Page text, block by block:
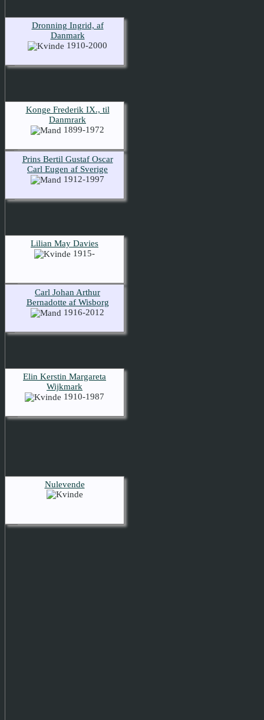
Dronning Ingrid, af
Danmark
1910-2000
Konge Frederik IX., til
Danmrark
1899-1972
Prins Bertil Gustaf Oscar
Carl Eugen af Sverige
1912-1997
Lilian May Davies
1915-
Carl Johan Arthur
Bernadotte af Wisborg
1916-2012
Elin Kerstin Margareta
Wijkmark
1910-1987
Nulevende